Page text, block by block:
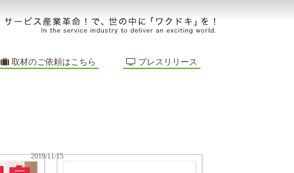
取材のご依頼はこちら プレスリリース
2019/11/15